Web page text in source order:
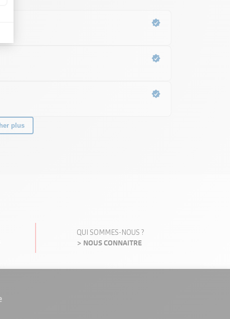
QUI SOMMES-NOUS ?
> NOUS CONNAITRE